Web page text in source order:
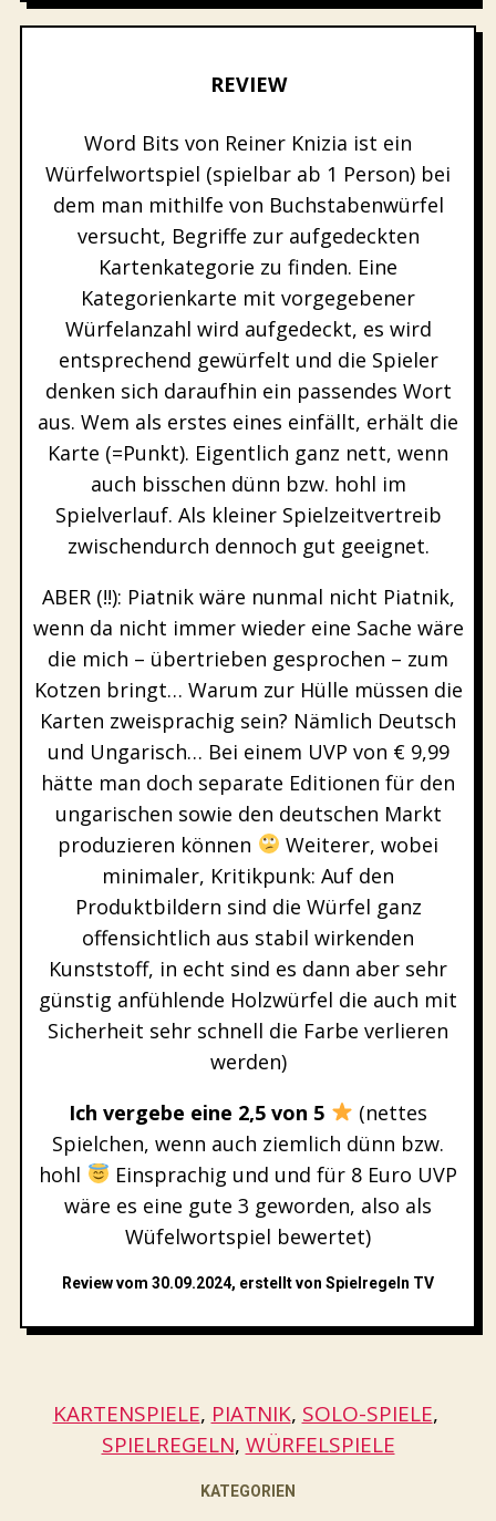
REVIEW
Word Bits von Reiner Knizia ist ein
Würfelwortspiel (spielbar ab 1 Person) bei
dem man mithilfe von Buchstabenwürfel
versucht, Begriffe zur aufgedeckten
Kartenkategorie zu finden. Eine
Kategorienkarte mit vorgegebener
Würfelanzahl wird aufgedeckt, es wird
entsprechend gewürfelt und die Spieler
denken sich daraufhin ein passendes Wort
aus. Wem als erstes eines einfällt, erhält die
Karte (=Punkt). Eigentlich ganz nett, wenn
auch bisschen dünn bzw. hohl im
Spielverlauf. Als kleiner Spielzeitvertreib
zwischendurch dennoch gut geeignet.
ABER (!!): Piatnik wäre nunmal nicht Piatnik,
wenn da nicht immer wieder eine Sache wäre
die mich – übertrieben gesprochen – zum
Kotzen bringt… Warum zur Hülle müssen die
Karten zweisprachig sein? Nämlich Deutsch
und Ungarisch… Bei einem UVP von € 9,99
hätte man doch separate Editionen für den
ungarischen sowie den deutschen Markt
produzieren können
Weiterer, wobei
minimaler, Kritikpunk: Auf den
Produktbildern sind die Würfel ganz
offensichtlich aus stabil wirkenden
Kunststoff, in echt sind es dann aber sehr
günstig anfühlende Holzwürfel die auch mit
Sicherheit sehr schnell die Farbe verlieren
werden)
Ich vergebe eine 2,5 von 5
(nettes
Spielchen, wenn auch ziemlich dünn bzw.
hohl
Einsprachig und und für 8 Euro UVP
wäre es eine gute 3 geworden, also als
Wüfelwortspiel bewertet)
Review vom 30.09.2024, erstellt von Spielregeln TV
KARTENSPIELE, PIATNIK, SOLO-SPIELE
SPIELREGELN, WÜRFELSPIELE
KATEGORIEN